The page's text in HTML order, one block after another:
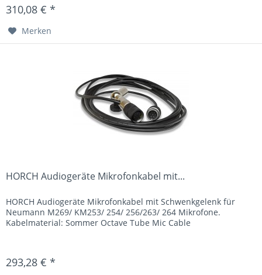
310,08 € *
Merken
HORCH Audiogeräte Mikrofonkabel mit...
HORCH Audiogeräte Mikrofonkabel mit Schwenkgelenk für
Neumann M269/ KM253/ 254/ 256/263/ 264 Mikrofone.
Kabelmaterial: Sommer Octave Tube Mic Cable
293,28 € *